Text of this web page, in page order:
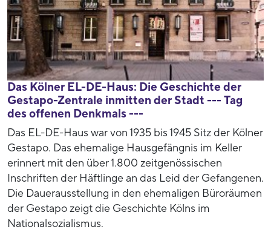
Das Kölner EL-DE-Haus: Die Geschichte der
Gestapo-Zentrale inmitten der Stadt --- Tag
des offenen Denkmals ---
Das EL-DE-Haus war von 1935 bis 1945 Sitz der Kölner
Gestapo. Das ehemalige Hausgefängnis im Keller
erinnert mit den über 1.800 zeitgenössischen
Inschriften der Häftlinge an das Leid der Gefangenen.
Die Dauerausstellung in den ehemaligen Büroräumen
der Gestapo zeigt die Geschichte Kölns im
Nationalsozialismus.